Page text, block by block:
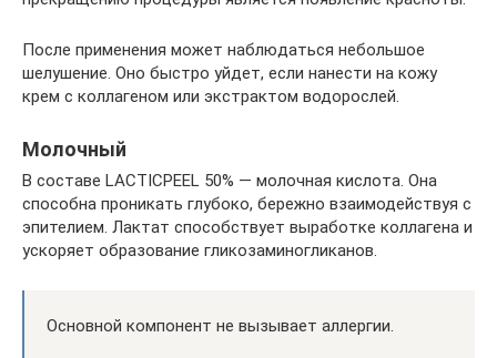
После применения может наблюдаться небольшое
шелушение. Оно быстро уйдет, если нанести на кожу
крем с коллагеном или экстрактом водорослей.
Молочный
В составе LACTICPEEL 50% — молочная кислота. Она
способна проникать глубоко, бережно взаимодействуя с
эпителием. Лактат способствует выработке коллагена и
ускоряет образование гликозаминогликанов.
Основной компонент не вызывает аллергии.